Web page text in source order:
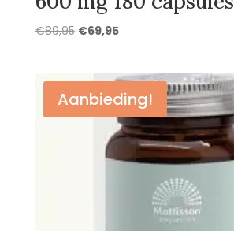
€89,95 Oorspronkelijke
€89,95.
€69,95Huidige
€69,95.
Aanbieding!